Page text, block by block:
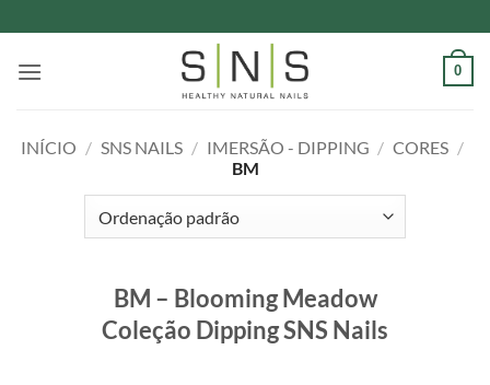
to
content
0
INÍCIO / SNS NAILS / IMERSÃO - DIPPING / CORES /
BM
BM – Blooming Meadow
Coleção Dipping SNS Nails